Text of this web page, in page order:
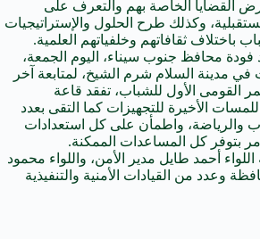
القضايا الخاصة بهم والتعرف على
وكذلك طرح الحلول والإستراتيجيات
باختلاف ثقافاتهم وخلفياتهم العلمية.
فودة محافظ جنوب سيناء، اليوم الجمعة،
في مدينة السلام شرم الشيخ، لمتابعة آخر
القومى الأول للشباب، تفقد قاعة
الأخيرة للتجهيزات كما التقى بعدد
والرياضة، واطمأن على كل استعدادات
بتوفر كل المساعدات الممكنة.
أحمد طايل مدير الأمن، واللواء محمود
وعدد من القيادات الأمنية والتنفيذية